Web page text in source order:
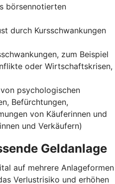
börsennotierten
durch Kursschwankungen
zum Beispiel
oder Wirtschaftskrisen,
psychologischen
Befürchtungen,
von Käuferinnen und
und Verkäufern)
Geldanlage
auf mehrere Anlageformen
Verlustrisiko und erhöhen